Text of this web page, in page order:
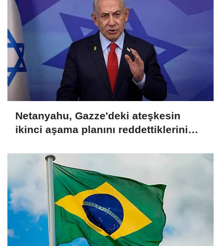
Netanyahu, Gazze'deki ateşkesin
ikinci aşama planını reddettiklerini